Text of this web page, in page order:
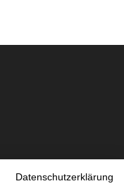
Datenschutzerklärung